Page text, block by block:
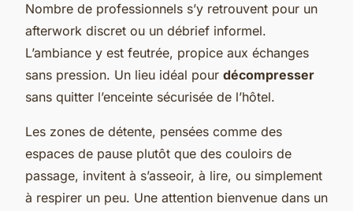
Nombre de professionnels s’y retrouvent pour un
afterwork discret ou un débrief informel.
L’ambiance y est feutrée, propice aux échanges
sans pression. Un lieu idéal pour décompresser
sans quitter l’enceinte sécurisée de l’hôtel.
Les zones de détente, pensées comme des
espaces de pause plutôt que des couloirs de
passage, invitent à s’asseoir, à lire, ou simplement
à respirer un peu. Une attention bienvenue dans un